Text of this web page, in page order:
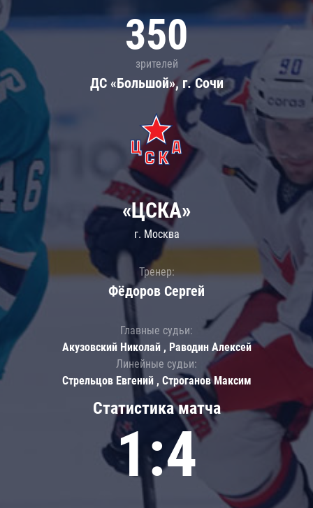
350
зрителей
ДС «Большой», г. Сочи
Статистика матча
1:4
«ЦСКА»
г. Москва
Тренер:
Фёдоров Сергей
Главные судьи:
Акузовский Николай , Раводин Алексей
Линейные судьи:
Стрельцов Евгений , Строганов Максим